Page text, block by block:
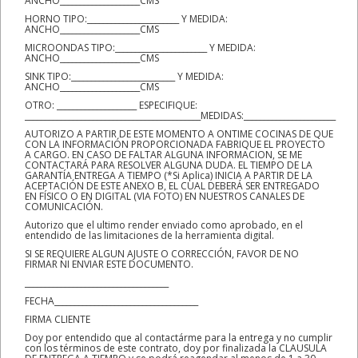
HORNO TIPO:_______________________ Y MEDIDA:
ANCHO____________________CMS
MICROONDAS TIPO:_______________________ Y MEDIDA:
ANCHO____________________CMS
SINK TIPO:__________________________ Y MEDIDA:
ANCHO____________________CMS
OTRO: ____________________ ESPECIFIQUE:
____________________________________________MEDIDAS:_______________________
AUTORIZO A PARTIR DE ESTE MOMENTO A ONTIME COCINAS DE QUE
CON LA INFORMACIÓN PROPORCIONADA FABRIQUE EL PROYECTO
A CARGO. EN CASO DE FALTAR ALGUNA INFORMACION, SE ME
CONTACTARÁ PARA RESOLVER ALGUNA DUDA. EL TIEMPO DE LA
GARANTÍA ENTREGA A TIEMPO (*Si Aplica) INICIA A PARTIR DE LA
ACEPTACIÓN DE ESTE ANEXO B, EL CUAL DEBERÁ SER ENTREGADO
EN FÍSICO O EN DIGITAL (VIA FOTO) EN NUESTROS CANALES DE
COMUNICACIÓN.
Autorizo que el ultimo render enviado como aprobado, en el
entendido de las limitaciones de la herramienta digital.
SI SE REQUIERE ALGUN AJUSTE O CORRECCIÓN, FAVOR DE NO
FIRMAR NI ENVIAR ESTE DOCUMENTO.
FECHA____________________________________
FIRMA CLIENTE
Doy por entendido que al contactárme para la entrega y no cumplir
con los términos de este contrato, doy por finalizada la CLAUSULA